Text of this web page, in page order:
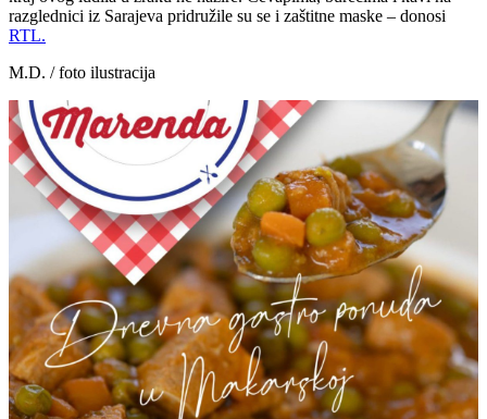
razglednici iz Sarajeva pridružile su se i zaštitne maske – donosi
RTL.
M.D. / foto ilustracija